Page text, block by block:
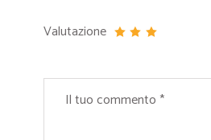
Valutazione